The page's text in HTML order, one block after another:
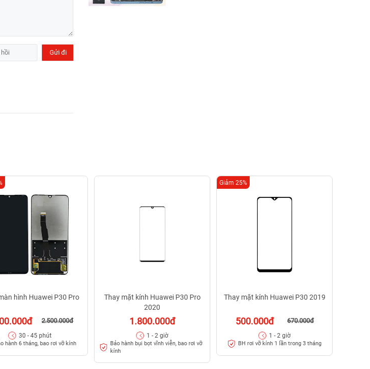
hình Huawei P30 Pro
2.500.000đ
30 - 45 phút
hành 6 tháng, bao rơi vỡ kính
Thay mặt kính Huawei P30 Pro
2020
1.800.000đ
1 - 2 giờ
Bảo hành bụi bọt vĩnh viễn, bao rơi vỡ
kính
Thay mặt kính Huawei P30 2019
500.000đ 670.000đ
Giảm 25%
1 - 2 giờ
BH rơi vỡ kính 1 lần trong 3 tháng